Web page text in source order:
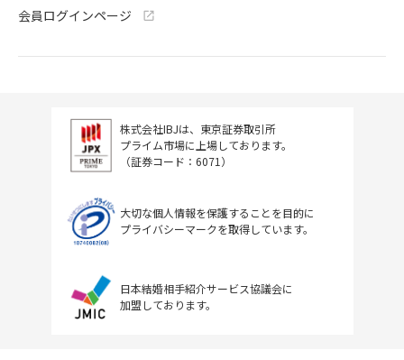
会員ログインページ
株式会社IBJは、東京証券取引所
プライム市場に上場しております。
（証券コード：6071）
大切な個人情報を保護することを目的に
プライバシーマークを取得しています。
日本結婚相手紹介サービス協議会に
加盟しております。